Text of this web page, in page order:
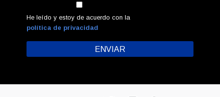
He leído y estoy de acuerdo con la
política de privacidad